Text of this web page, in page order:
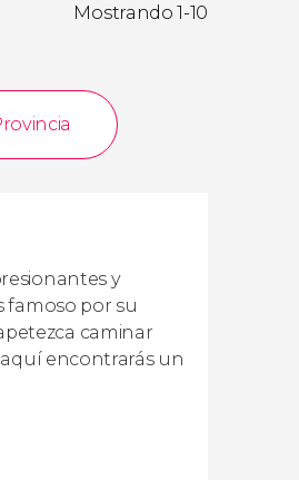
Mostrando 1-10
y
famoso por su
caminar
encontrarás un